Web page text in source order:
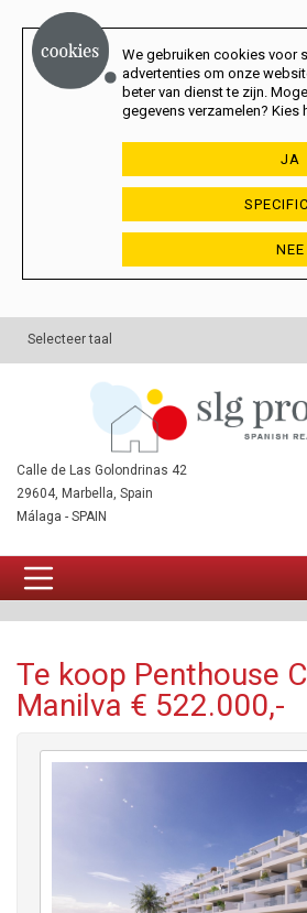
We gebruiken cookies voor
advertenties om onze
beter van dienst te zijn.
gegevens verzamelen? Kies
JA
NEE
Selecteer taal
Calle de Las Golondrinas 42
29604, Marbella, Spain
Málaga - SPAIN
Te koop Penthouse
Manilva € 522.000,-